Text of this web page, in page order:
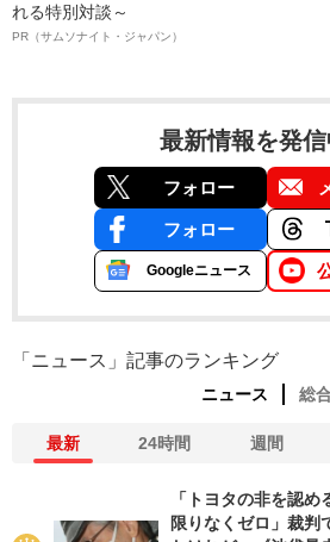
れる特別対談～
PR（サムソナイト・ジャパン）
最新情報を発信
フォロー
フォロー
Googleニュース
「ニュース」記事のランキング
ニュース 総
最新 24時間 週間
「トヨタの非を認め
限りなくゼロ」裁判